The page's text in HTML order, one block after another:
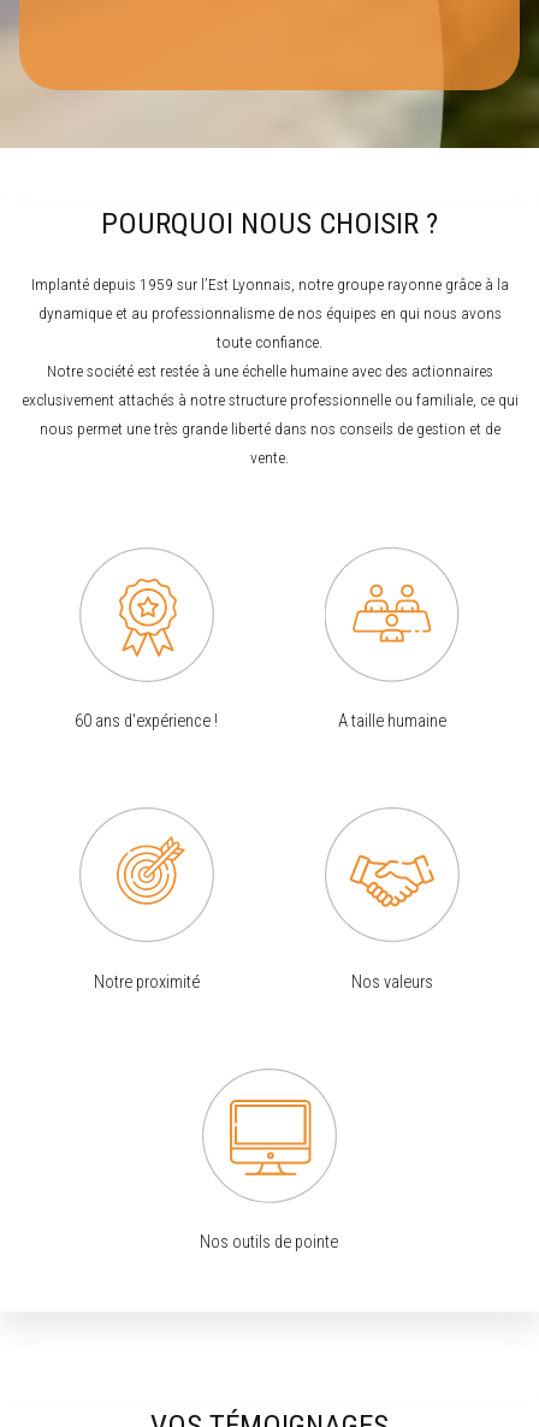
POURQUOI NOUS CHOISIR ?
Implanté depuis 1959 sur l’Est Lyonnais, notre groupe rayonne grâce à la
dynamique et au professionnalisme de nos équipes en qui nous avons
toute confiance.
Notre société est restée à une échelle humaine avec des actionnaires
exclusivement attachés à notre structure professionnelle ou familiale, ce qui
nous permet une très grande liberté dans nos conseils de gestion et de
vente.
60 ans d'expérience ! A taille humaine
Notre proximité Nos valeurs
Nos outils de pointe